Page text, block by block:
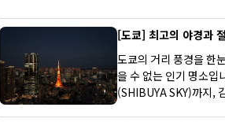
[도쿄] 최고의 야경과
도쿄의 거리 풍경을 한
을 수 없는 인기 명소입
(SHIBUYA SKY)까지,